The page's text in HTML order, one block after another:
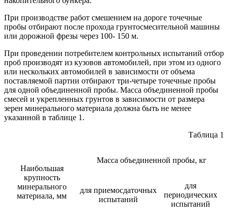
При производстве работ смешением на дороге точечные
пробы отбирают после прохода грунтосмесительной машины
или дорожной фрезы через 100- 150 м.
При проведении потребителем контрольных испытаний отбор
проб производят из кузовов автомобилей, при этом из одного
или нескольких автомобилей в зависимости от объема
поставляемой партии отбирают три-четыре точечные пробы
для одной объединенной пробы. Масса объединенной пробы
смесей и укрепленных грунтов в зависимости от размера
зерен минерального материала должна быть не менее
указанной в таблице 1.
Таблица 1
Наибольшая
крупность
минерального
материала, мм
Масса объединенной пробы, кг
для приемосдаточных
испытаний
для
периодических
испытаний